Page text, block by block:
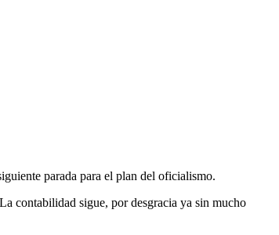
parada para el plan del oficialismo.
contabilidad sigue, por desgracia ya sin mucho